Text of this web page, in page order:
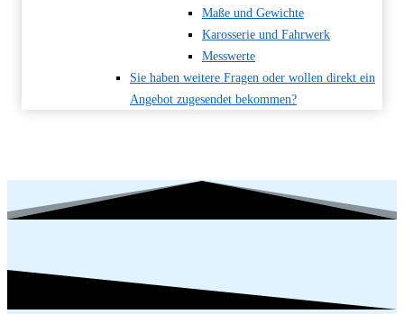
Maße und Gewichte
Karosserie und Fahrwerk
Messwerte
Sie haben weitere Fragen oder wollen direkt ein
Angebot zugesendet bekommen?